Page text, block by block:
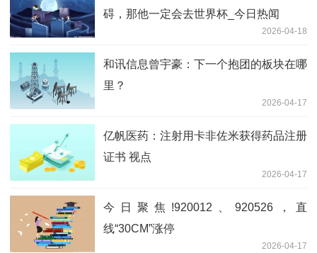
碍，那他一定会去世界杯_今日热闻
2026-04-18
和讯信息曾宇豪：下一个抱团的板块在哪
里？
2026-04-17
亿帆医药：注射用卡非佐米获得药品注册
证书 视点
2026-04-17
今日聚焦!920012、920526，直
线“30CM”涨停
2026-04-17